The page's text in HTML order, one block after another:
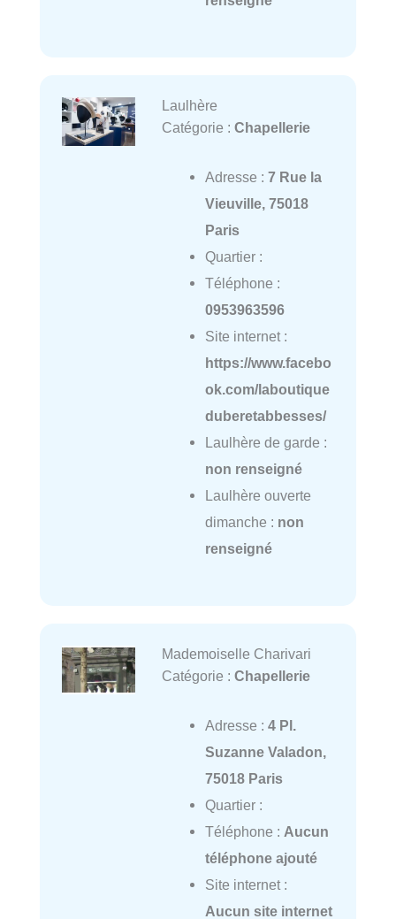
Laulhère
Catégorie : Chapellerie
Adresse : 7 Rue la
Vieuville, 75018
Paris
Quartier :
Téléphone :
0953963596
Site internet :
https://www.facebo
ok.com/laboutique
duberetabbesses/
Laulhère de garde :
non renseigné
Laulhère ouverte
dimanche : non
renseigné
Mademoiselle Charivari
Catégorie : Chapellerie
Adresse : 4 Pl.
Suzanne Valadon,
75018 Paris
Quartier :
Téléphone : Aucun
téléphone ajouté
Site internet :
Aucun site internet